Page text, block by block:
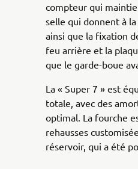
compteur qui
selle qui donnent à
ainsi que la fixation
feu arrière et la
que le garde-boue
La « Super 7 » est
totale, avec des
optimal. La fourche
rehausses
réservoir, qui a été